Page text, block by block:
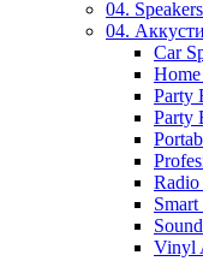
04.
04.
Car
Party
Party
Smart
Vinyl